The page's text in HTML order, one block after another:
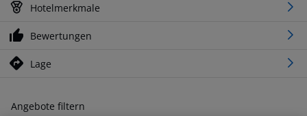
Hotelmerkmale
Bewertungen
Lage
Angebote filtern